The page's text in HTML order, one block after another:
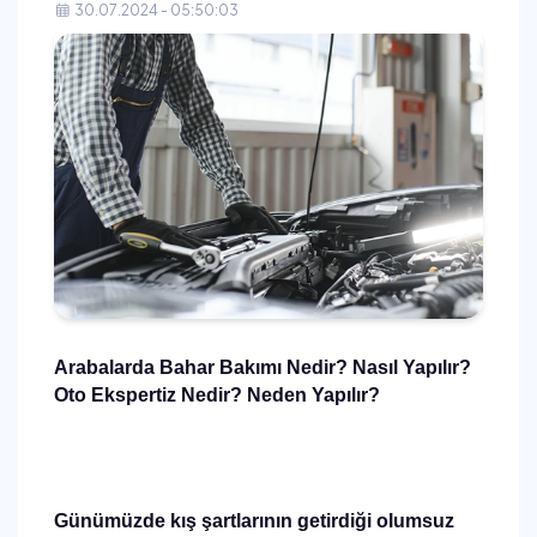
30.07.2024 - 05:50:03
Arabalarda Bahar Bakımı Nedir? Nasıl Yapılır?
Oto Ekspertiz Nedir? Neden Yapılır?
Günümüzde kış şartlarının getirdiği olumsuz